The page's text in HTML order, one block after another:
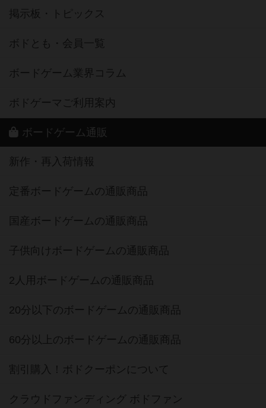
掲示板・トピックス
ボドとも・会員一覧
ボードゲーム業界コラム
ボドゲーマご利用案内
ボードゲーム通販
新作・再入荷情報
定番ボードゲームの通販商品
国産ボードゲームの通販商品
子供向けボードゲームの通販商品
2人用ボードゲームの通販商品
20分以下のボードゲームの通販商品
60分以上のボードゲームの通販商品
割引購入！ボドクーポンについて
クラウドファンディング ボドファン